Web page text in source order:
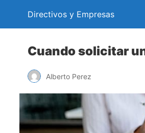
Directivos y Empresas
Cuando solicitar
Alberto Perez